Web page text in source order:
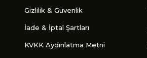
Gizlilik & Güvenlik
İade & İptal Şartları
KVKK Aydınlatma Metni